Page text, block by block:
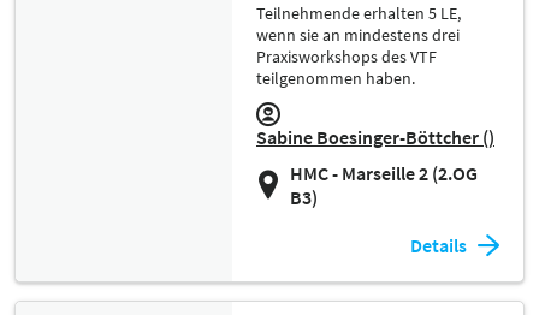
Teilnehmende erhalten 5 LE,
wenn sie an mindestens drei
Praxisworkshops des VTF
teilgenommen haben.
Sabine Boesinger-Böttcher ()
HMC - Marseille 2 (2.OG
B3)
Details